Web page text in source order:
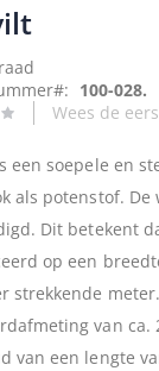
100-028.
Wees de
een soepele en
als potenstof.
Dit betekent
op een
strekkende
van ca.
van een lengte